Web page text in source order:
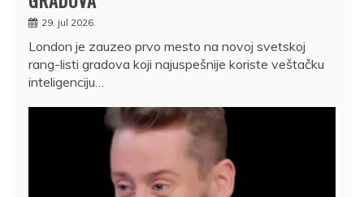
29. jul 2026.
London je zauzeo prvo mesto na novoj svetskoj
rang-listi gradova koji najuspešnije koriste veštačku
inteligenciju…